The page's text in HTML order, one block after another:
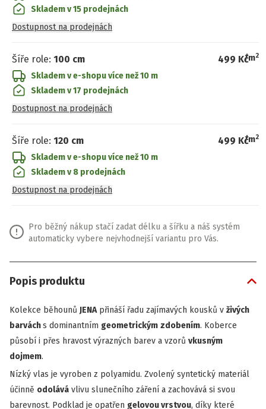
Skladem v 15 prodejnách
Dostupnost na prodejnách
Šíře role: 100 cm 499 Kč
/m2
Skladem v e-shopuvíce než 10 m
Skladem v 17 prodejnách
Dostupnost na prodejnách
Šíře role: 120 cm 499 Kč
/m2
Skladem v e-shopuvíce než 10 m
Skladem v 8 prodejnách
Dostupnost na prodejnách
Pro běžný nákup stačí zadat délku a šířku a náš systém
automaticky vybere nejvhodnejší variantu pro Vás.
Popis produktu
Kolekce běhounů JENApřináší řadu zajímavých kousků v živých
barváchs dominantním geometrickým zdobením. Koberce
působí i přes hravost výrazných barev a vzorů vkusným
dojmem.
Nízký vlas je vyroben z polyamidu. Zvolený syntetický materiál
účinně odolává vlivu slunečního záření a zachovává si svou
barevnost. Podklad je opatřen gelovou vrstvou, díky které